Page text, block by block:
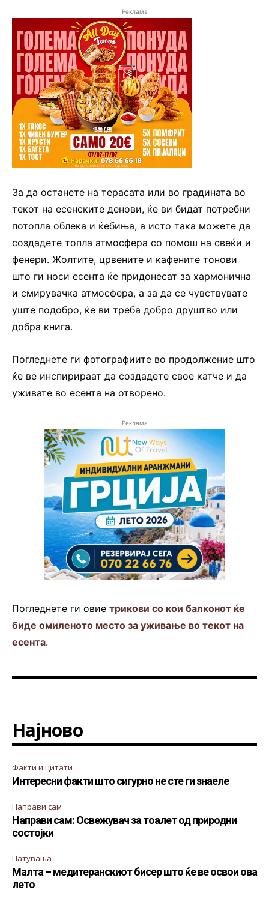
Реклама
За да останете на терасата или во градината во
текот на есенските денови, ќе ви бидат потребни
потопла облека и ќебиња, а исто така можете да
создадете топла атмосфера со помош на свеќи и
фенери. Жолтите, црвените и кафените тонови
што ги носи есента ќе придонесат за хармонична
и смирувачка атмосфера, а за да се чувствувате
уште подобро, ќе ви треба добро друштво или
добра книга.
Погледнете ги фотографиите во продолжение што
ќе ве инспирираат да создадете свое катче и да
уживате во есента на отворено.
Реклама
Погледнете ги овие трикови со кои балконот ќе
биде омиленото место за уживање во текот на
есента.
Најново
Факти и цитати
Интересни факти што сигурно не сте ги знаеле
Направи сам
Направи сам: Освежувач за тоалет од природни
состојки
Патувања
Малта – медитеранскиот бисер што ќе ве освои ова
лето